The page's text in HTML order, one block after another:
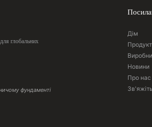
глобальних
фундаменті
Дім
Новини
Про нас